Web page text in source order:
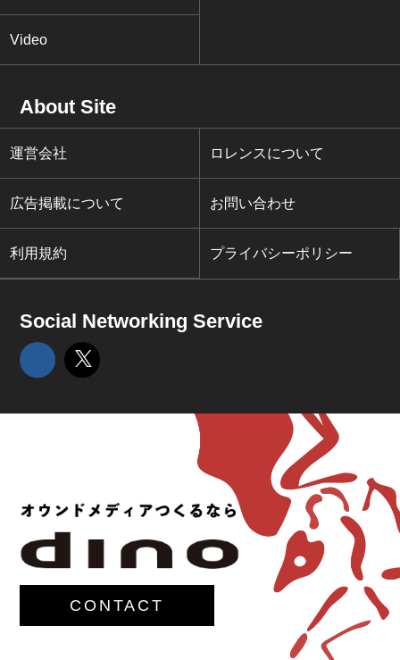
Video
About Site
運営会社 ロレンスについて
広告掲載について お問い合わせ
利用規約 プライバシーポリシー
Social Networking Service
CONTACT